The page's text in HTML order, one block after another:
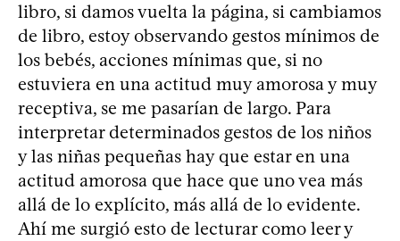
libro, si damos vuelta la página, si cambiamos
de libro, estoy observando gestos mínimos de
los bebés, acciones mínimas que, si no
estuviera en una actitud muy amorosa y muy
receptiva, se me pasarían de largo. Para
interpretar determinados gestos de los niños
y las niñas pequeñas hay que estar en una
actitud amorosa que hace que uno vea más
allá de lo explícito, más allá de lo evidente.
Ahí me surgió esto de lecturar como leer y